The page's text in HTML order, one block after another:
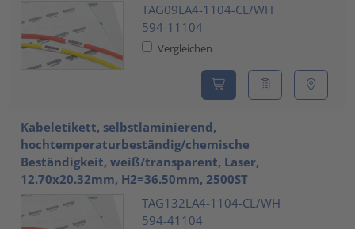
TAG09LA4-1104-CL/WH
594-11104
Vergleichen
Kabeletikett, selbstlaminierend,
hochtemperaturbeständig/chemische
Beständigkeit, weiß/transparent, Laser,
12.70x20.32mm, H2=36.50mm, 2500ST
TAG132LA4-1104-CL/WH
594-41104